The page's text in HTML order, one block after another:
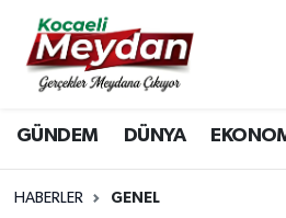
GÜNDEM DÜNYA
HABERLER GENEL
Nöbetçi Eczaneler
Hava Durumu
Trafik Durumu